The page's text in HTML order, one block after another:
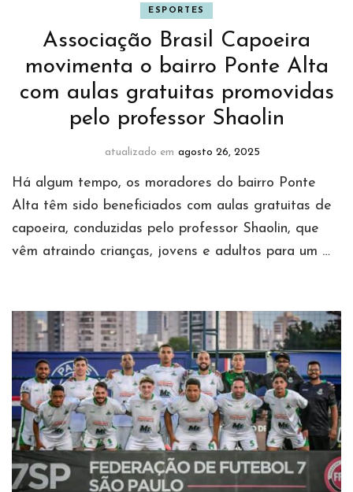
ESPORTES
Associação Brasil Capoeira
movimenta o bairro Ponte Alta
com aulas gratuitas promovidas
pelo professor Shaolin
atualizado em agosto 26, 2025
Há algum tempo, os moradores do bairro Ponte
Alta têm sido beneficiados com aulas gratuitas de
capoeira, conduzidas pelo professor Shaolin, que
vêm atraindo crianças, jovens e adultos para um …